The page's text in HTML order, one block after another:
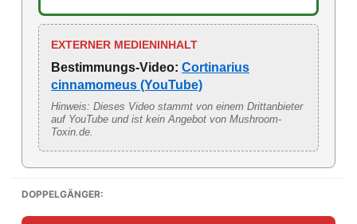
EXTERNER MEDIENINHALT
Bestimmungs-Video: Cortinarius
cinnamomeus (YouTube)
Hinweis: Dieses Video stammt von einem Drittanbieter
auf YouTube und ist kein Angebot von Mushroom-
Toxin.de.
DOPPELGÄNGER: